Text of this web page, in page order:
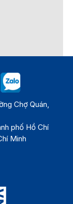
Chợ Quán,
phố Hồ Chí
Minh